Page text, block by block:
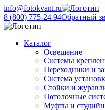
info@fotokvant.ru
8 (800) 775-24-94Обратный
Каталог
Освещение
Системы
Переходники и
Система
Стойки и
Потолочные
Муфты и